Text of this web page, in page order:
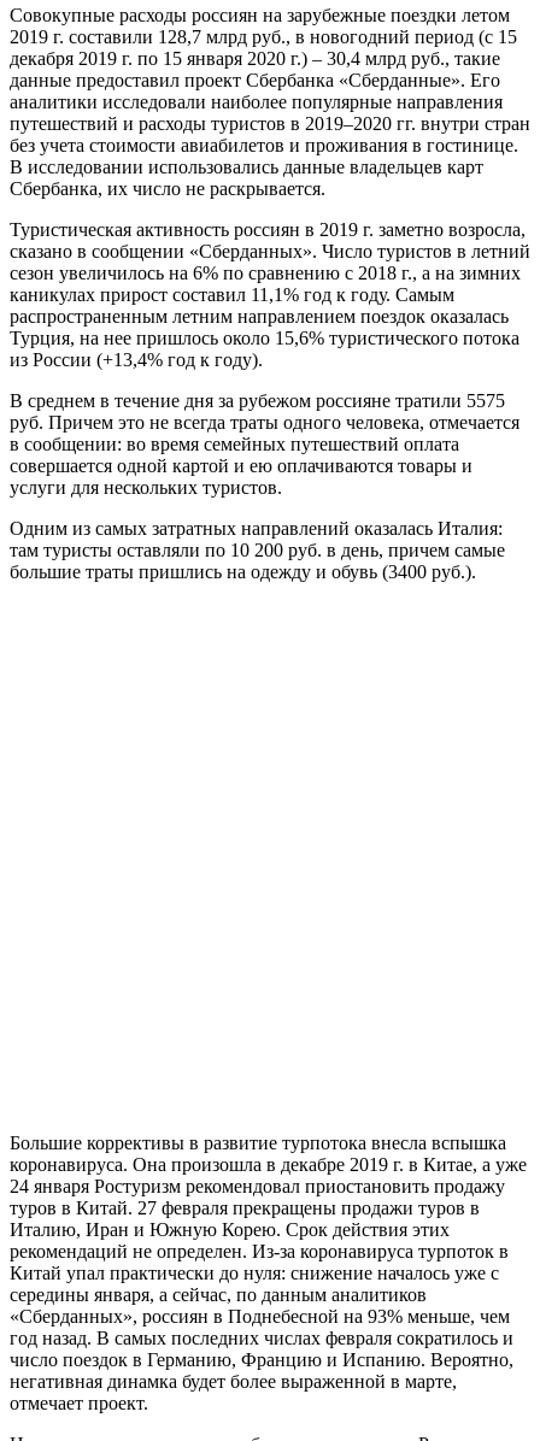
Совокупные расходы россиян на зарубежные поездки летом
2019 г. составили 128,7 млрд руб., в новогодний период (с 15
декабря 2019 г. по 15 января 2020 г.) – 30,4 млрд руб., такие
данные предоставил проект Сбербанка «Сберданные». Его
аналитики исследовали наиболее популярные направления
путешествий и расходы туристов в 2019–2020 гг. внутри стран
без учета стоимости авиабилетов и проживания в гостинице.
В исследовании использовались данные владельцев карт
Сбербанка, их число не раскрывается.
Туристическая активность россиян в 2019 г. заметно возросла,
сказано в сообщении «Сберданных». Число туристов в летний
сезон увеличилось на 6% по сравнению с 2018 г., а на зимних
каникулах прирост составил 11,1% год к году. Самым
распространенным летним направлением поездок оказалась
Турция, на нее пришлось около 15,6% туристического потока
из России (+13,4% год к году).
В среднем в течение дня за рубежом россияне тратили 5575
руб. Причем это не всегда траты одного человека, отмечается
в сообщении: во время семейных путешествий оплата
совершается одной картой и ею оплачиваются товары и
услуги для нескольких туристов.
Одним из самых затратных направлений оказалась Италия:
там туристы оставляли по 10 200 руб. в день, причем самые
большие траты пришлись на одежду и обувь (3400 руб.).
Большие коррективы в развитие турпотока внесла вспышка
коронавируса. Она произошла в декабре 2019 г. в Китае, а уже
24 января Ростуризм рекомендовал приостановить продажу
туров в Китай. 27 февраля прекращены продажи туров в
Италию, Иран и Южную Корею. Срок действия этих
рекомендаций не определен. Из-за коронавируса турпоток в
Китай упал практически до нуля: снижение началось уже с
середины января, а сейчас, по данным аналитиков
«Сберданных», россиян в Поднебесной на 93% меньше, чем
год назад. В самых последних числах февраля сократилось и
число поездок в Германию, Францию и Испанию. Вероятно,
негативная динамка будет более выраженной в марте,
отмечает проект.